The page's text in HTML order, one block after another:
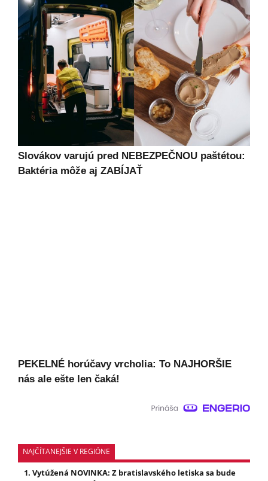
Slovákov varujú pred NEBEZPEČNOU paštétou:
Baktéria môže aj ZABÍJAŤ
PEKELNÉ horúčavy vrcholia: To NAJHORŠIE
nás ale ešte len čaká!
NAJČÍTANEJŠIE V REGIÓNE
Vytúžená NOVINKA: Z bratislavského letiska sa bude